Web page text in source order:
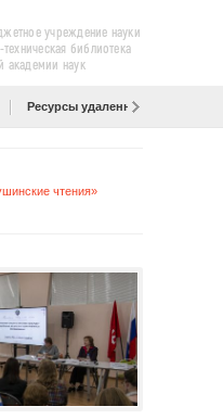
учреждение науки
библиотека
академии наук
Ресурсы удаленного доступа
чтения»